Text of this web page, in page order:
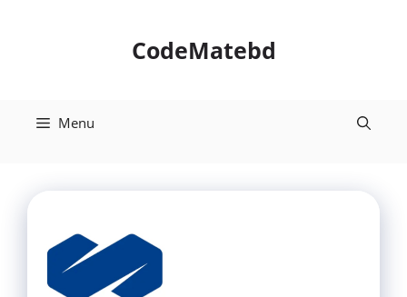
CodeMatebd
Menu